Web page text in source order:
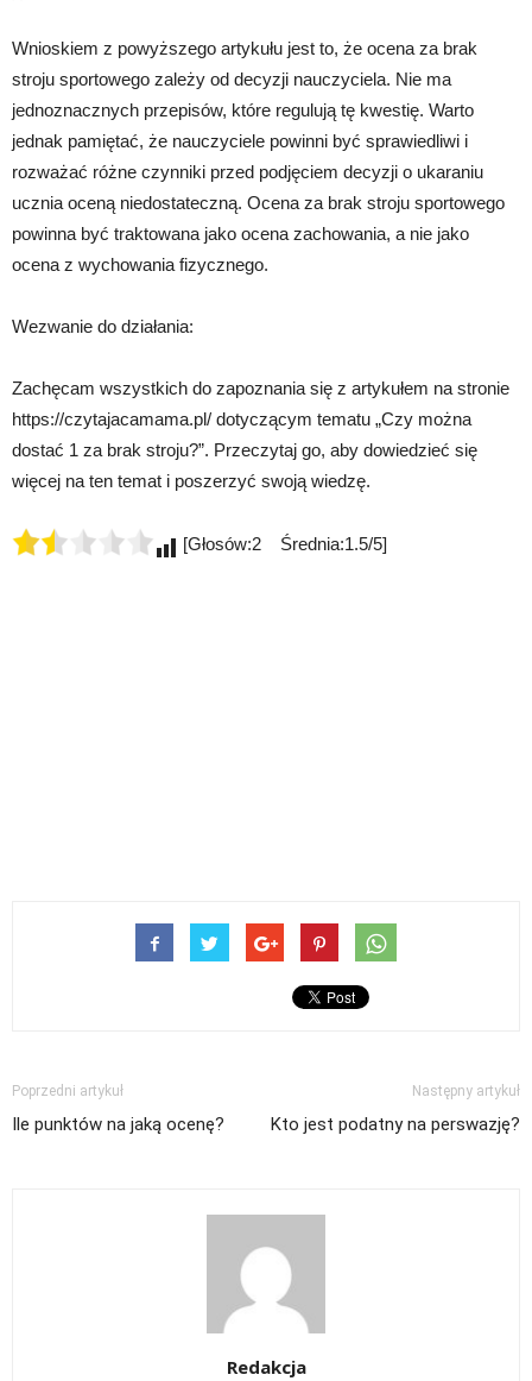
Wnioskiem z powyższego artykułu jest to, że ocena za brak
stroju sportowego zależy od decyzji nauczyciela. Nie ma
jednoznacznych przepisów, które regulują tę kwestię. Warto
jednak pamiętać, że nauczyciele powinni być sprawiedliwi i
rozważać różne czynniki przed podjęciem decyzji o ukaraniu
ucznia oceną niedostateczną. Ocena za brak stroju sportowego
powinna być traktowana jako ocena zachowania, a nie jako
ocena z wychowania fizycznego.
Wezwanie do działania:
Zachęcam wszystkich do zapoznania się z artykułem na stronie
https://czytajacamama.pl/ dotyczącym tematu „Czy można
dostać 1 za brak stroju?”. Przeczytaj go, aby dowiedzieć się
więcej na ten temat i poszerzyć swoją wiedzę.
[Głosów:2 Średnia:1.5/5]
Poprzedni artykuł
Ile punktów na jaką ocenę?
Następny artykuł
Kto jest podatny na perswazję?
Redakcja